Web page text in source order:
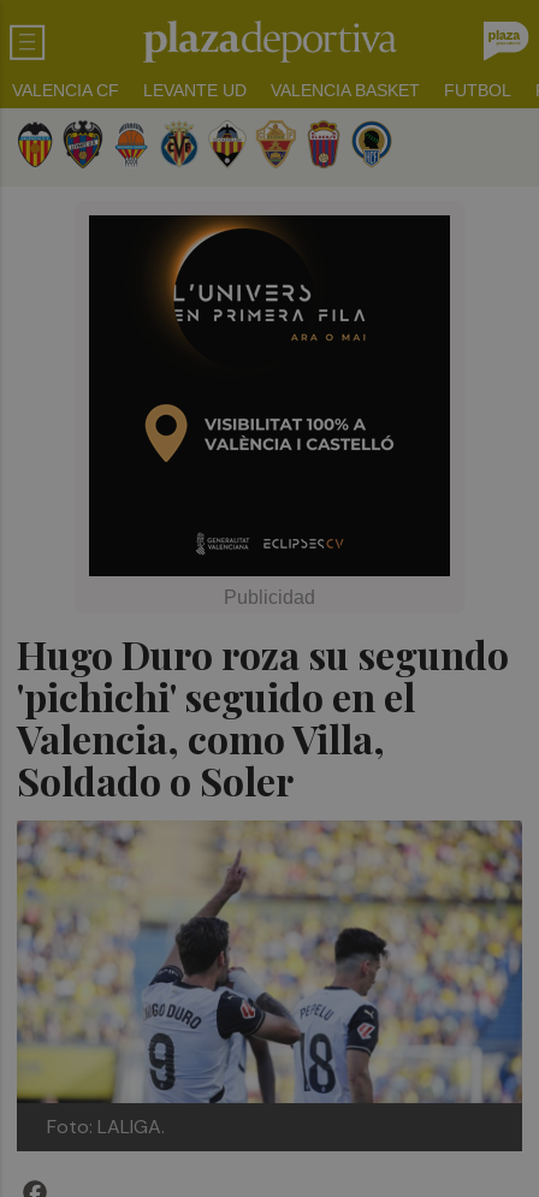
VALENCIA CF LEVANTE UD VALENCIA BASKET FUTBOL
Hugo Duro roza su segundo
'pichichi' seguido en el
Valencia, como Villa,
Soldado o Soler
Foto: LALIGA.